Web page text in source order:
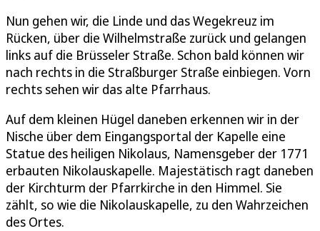
Nun gehen wir, die Linde und das Wegekreuz im
Rücken, über die Wilhelmstraße zurück und gelangen
links auf die Brüsseler Straße. Schon bald können wir
nach rechts in die Straßburger Straße einbiegen. Vorn
rechts sehen wir das alte Pfarrhaus.
Auf dem kleinen Hügel daneben erkennen wir in der
Nische über dem Eingangsportal der Kapelle eine
Statue des heiligen Nikolaus, Namensgeber der 1771
erbauten Nikolauskapelle. Majestätisch ragt daneben
der Kirchturm der Pfarrkirche in den Himmel. Sie
zählt, so wie die Nikolauskapelle, zu den Wahrzeichen
des Ortes.